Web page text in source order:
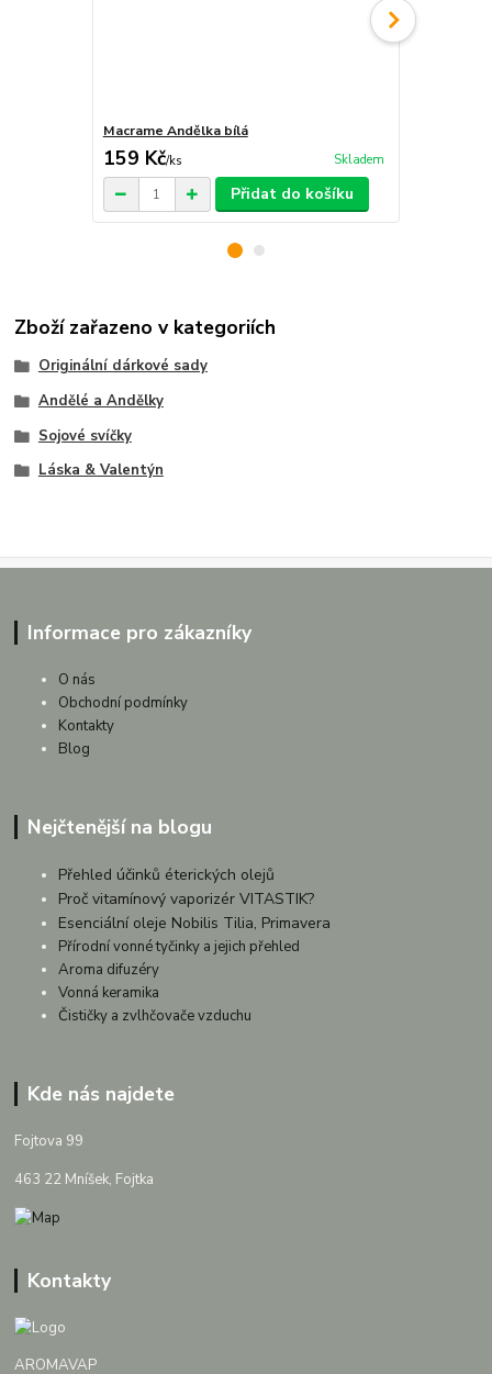
Macrame Andělka bílá
159 Kč/ks Skladem
Přidat do košíku
Zboží zařazeno v kategoriích
Originální dárkové sady
Andělé a Andělky
Sojové svíčky
Láska & Valentýn
Informace pro zákazníky
O nás
Obchodní podmínky
Kontakty
Blog
Nejčtenější na blogu
Přehled účinků éterických olejů
Proč vitamínový vaporizér VITASTIK?
Esenciální oleje Nobilis Tilia, Primavera
Přírodní vonné tyčinky a jejich přehled
Aroma difuzéry
Vonná keramika
Čističky a zvlhčovače vzduchu
Kde nás najdete
Fojtova 99
463 22 Mníšek, Fojtka
Kontakty
AROMAVAP